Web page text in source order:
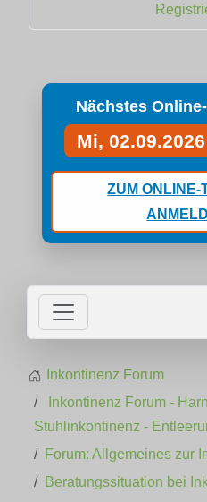
Nächstes
Mi, 02.09.2026
ZUM ONLINE-
Inkontinenz Forum
Inkontinenz Forum -
Stuhlinkontinenz -
Forum: Allgemeines zur
Beratungssituation bei